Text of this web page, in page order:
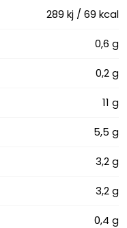
289 kj / 69 kcal
0,6 g
0,2 g
11 g
5,5 g
3,2 g
3,2 g
0,4 g